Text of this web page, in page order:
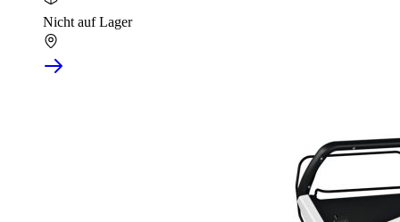
Nicht auf Lager